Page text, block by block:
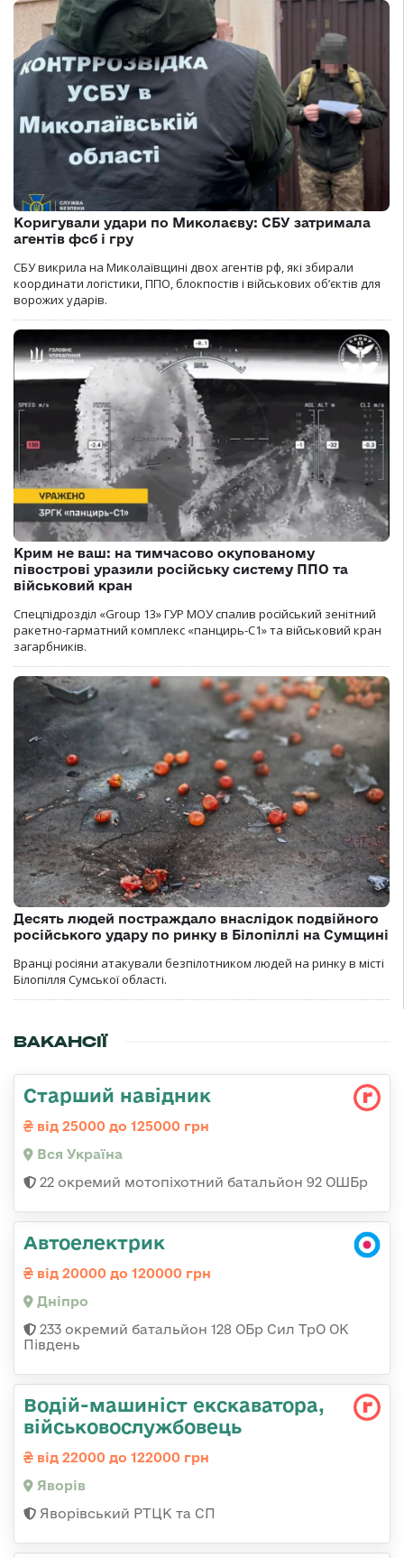
Коригували удари по Миколаєву: СБУ затримала
агентів фсб і гру
СБУ викрила на Миколаївщині двох агентів рф, які збирали
координати логістики, ППО, блокпостів і військових об’єктів для
ворожих ударів.
Крим не ваш: на тимчасово окупованому
півострові уразили російську систему ППО та
військовий кран
Спецпідрозділ «Group 13» ГУР МОУ спалив російський зенітний
ракетно-гарматний комплекс «панцирь-С1» та військовий кран
загарбників.
Десять людей постраждало внаслідок подвійного
російського удару по ринку в Білопіллі на Сумщині
Вранці росіяни атакували безпілотником людей на ринку в місті
Білопілля Сумської області.
ВАКАНСІЇ
Старший навідник
від 25000 до 125000 грн
Вся Україна
22 окремий мотопіхотний батальйон 92 ОШБр
Автоелектрик
від 20000 до 120000 грн
Дніпро
233 окремий батальйон 128 ОБр Сил ТрО ОК
Південь
Водій-машиніст екскаватора,
військовослужбовець
від 22000 до 122000 грн
Яворів
Яворівський РТЦК та СП